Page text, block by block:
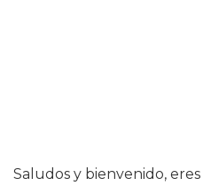
Saludos y bienvenido,